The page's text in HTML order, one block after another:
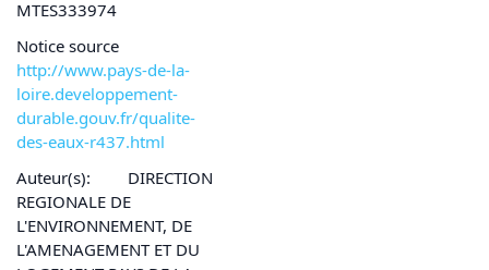
MTES333974
Notice source
http://www.pays-de-la-
loire.developpement-
durable.gouv.fr/qualite-
des-eaux-r437.html
Auteur(s):
DIRECTION
REGIONALE DE
L'ENVIRONNEMENT, DE
L'AMENAGEMENT ET DU